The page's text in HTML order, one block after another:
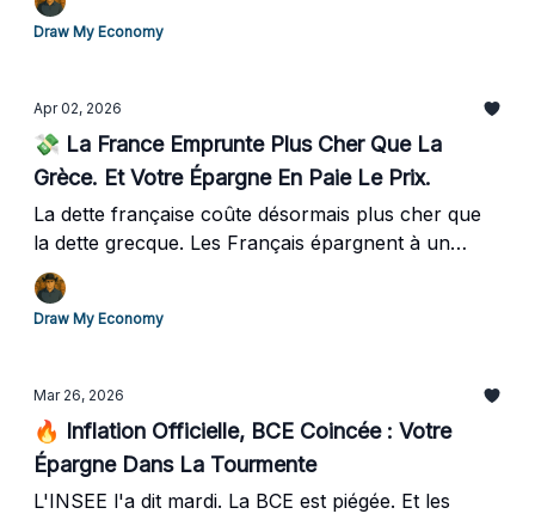
à 6 semaines de turbulences. Voici ce que tout ça
signifie pour votre argent.
Draw My Economy
Apr 02, 2026
💸 La France Emprunte Plus Cher Que La
Grèce. Et Votre Épargne En Paie Le Prix.
La dette française coûte désormais plus cher que
la dette grecque. Les Français épargnent à un
niveau record depuis 1981, mais pas pour les
bonnes raisons. Et l'INSEE vient de publier un
document qui décrit précisément comment le choc
quel ordre exact. Voici les 3 idées à retenir cette
semaine, et une action concrète pour ne pas subir.
Draw My Economy
Mar 26, 2026
🔥 Inflation Officielle, BCE Coincée : Votre
Épargne Dans La Tourmente
L'INSEE l'a dit mardi. La BCE est piégée. Et les